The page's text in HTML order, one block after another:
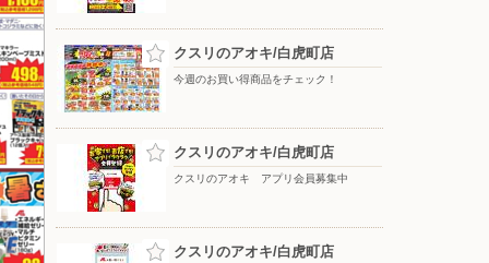
クスリのアオキ/白虎町店
今週のお買い得商品をチェック！
クスリのアオキ/白虎町店
クスリのアオキ アプリ会員募集中
クスリのアオキ/白虎町店